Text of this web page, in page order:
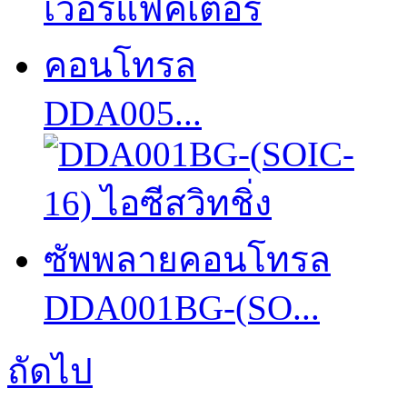
DDA005...
DDA001BG-(SO...
ถัดไป